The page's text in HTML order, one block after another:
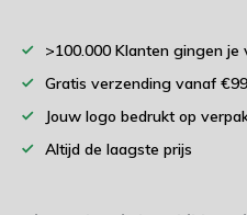
>100.000 Klanten gingen je
Gratis verzending vanaf
Jouw logo bedrukt op
Altijd de laagste prijs